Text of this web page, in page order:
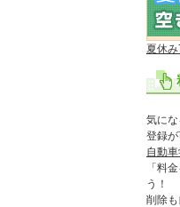
夏休
気に
登録が
自動
「料
う！
削除